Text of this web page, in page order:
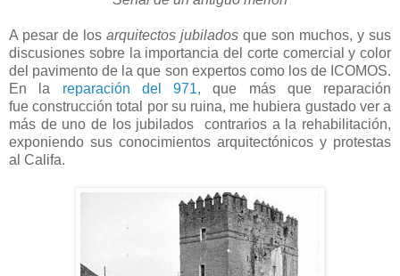
A pesar de los arquitectos jubilados que son muchos, y sus
discusiones sobre la importancia del corte comercial y color
del pavimento de la que son expertos como los de ICOMOS.
En la reparación del 971, que más que reparación
fue construcción total por su ruina, me hubiera gustado ver a
más de uno de los jubilados contrarios a la rehabilitación,
exponiendo sus conocimientos arquitectónicos y protestas
al Califa.